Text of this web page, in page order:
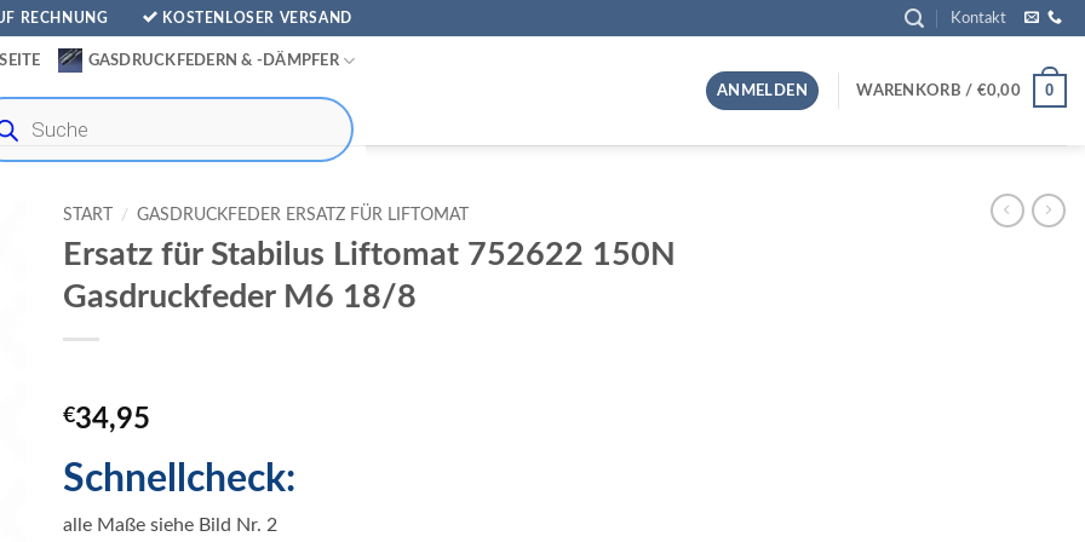
RECHNUNG KOSTENLOSER VERSAND Kontakt
GASDRUCKFEDERN & -DÄMPFER
ANMELDEN WARENKORB / €0,00 0
START / GASDRUCKFEDER ERSATZ FÜR LIFTOMAT
Ersatz für Stabilus Liftomat 752622 150N
Gasdruckfeder M6 18/8
€34,95
Schnellcheck:
alle Maße siehe Bild Nr. 2